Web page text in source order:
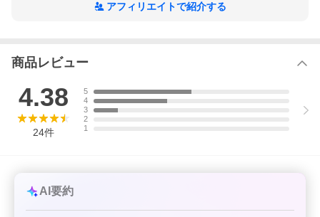
レッドレンザー 釣りヘッドライト gentos ランニングライト 1865
アフィリエイトで紹介する
商品レビュー
4.38
24件
5
4
3
2
1
AI要約